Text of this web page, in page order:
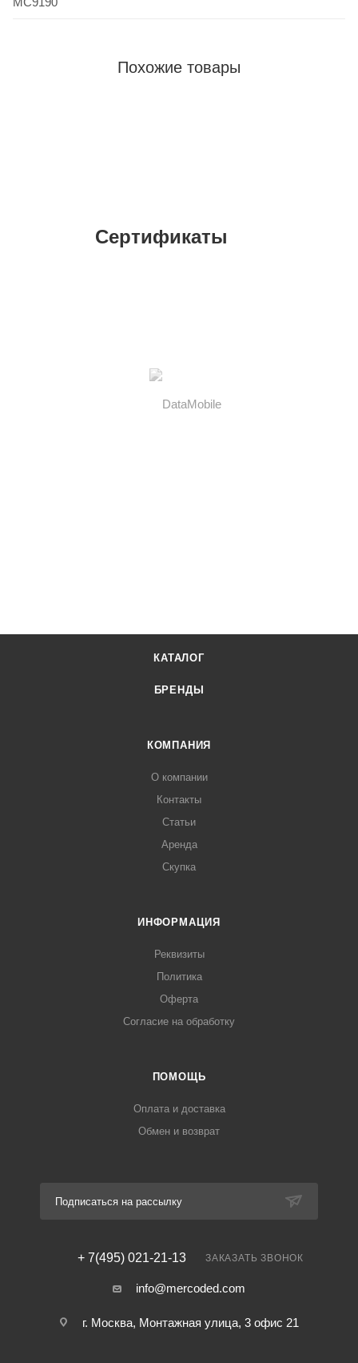
Похожие товары
Сертификаты
КАТАЛОГ
БРЕНДЫ
КОМПАНИЯ
О компании
Контакты
Статьи
Аренда
Скупка
ИНФОРМАЦИЯ
Реквизиты
Политика
Оферта
Согласие на обработку
ПОМОЩЬ
Оплата и доставка
Обмен и возврат
Подписаться на рассылку
+ 7(495) 021-21-13 ЗАКАЗАТЬ ЗВОНОК
info@mercoded.com
г. Москва, Монтажная улица, 3 офис 21